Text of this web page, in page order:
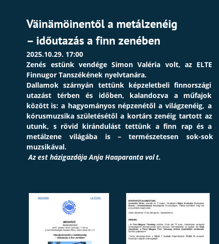
Väinämöinentől a metálzenéig
– időutazás a finn zenében
2025.10.29. 17:00
Zenés estünk vendége Simon Valéria volt, az ELTE
Finnugor Tanszékének nyelvtanára.
Dallamok szárnyán tettünk képzeletbeli finnországi
utazást
térben és időben, kalandozva a
műfajok
között is: a hagyományos népzenétől a világzenéig, a
kórusmuzsika születésétől a kortárs zenéig tartott az
utunk, s rövid kirándulást tettünk a finn rap és a
metálzene
világába is – természetesen
sok-sok
muzsikával.
Az est házigazdája Anja Haaparanta volt.